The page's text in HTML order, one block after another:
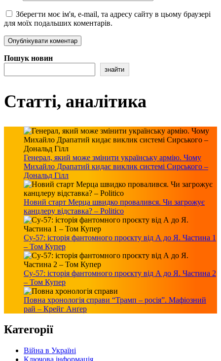
Зберегти моє ім'я, e-mail, та адресу сайту в цьому браузері
для моїх подальших коментарів.
Пошук новин
знайти
Статті, аналітика
Генерал, який може змінити українську армію. Чому
Михайло Драпатий кидає виклик системі Сирського –
Дональд Гілл
Новий старт Мерца швидко провалився. Чи загрожує
канцлеру відставка? – Politico
Су-57: історія фантомного проєкту від А до Я. Частина 1
– Том Купер
Су-57: історія фантомного проєкту від А до Я. Частина 2
– Том Купер
Повна хронологія справи “Трамп – росія”. Мафіозний
рай – Крейг Анґер
Категорії
Війна в Україні